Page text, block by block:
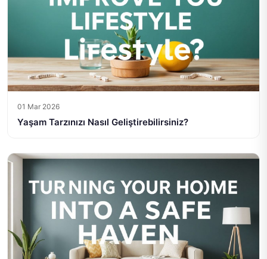
01 Mar 2026
Yaşam Tarzınızı Nasıl Geliştirebilirsiniz?